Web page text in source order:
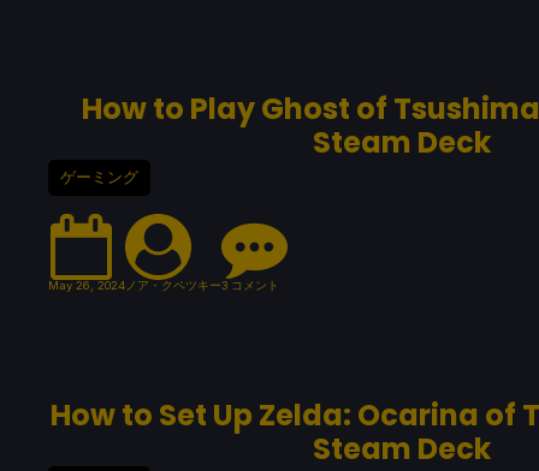
How to Play Ghost of
Steam Deck
ゲーミング
May 26, 2024 ノア・クペツキー3 コメント
How to Set Up Zelda: Ocarina of
Steam Deck